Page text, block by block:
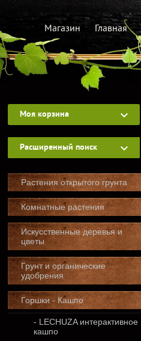
Магазин Главная
Моя корзина
Расширенный поиск
Растения открытого грунта
Комнатные растения
Искусственные деревья и
цветы
Грунт и органические
удобрения
Горшки - Кашпо
- LECHUZA интерактивное
кашпо